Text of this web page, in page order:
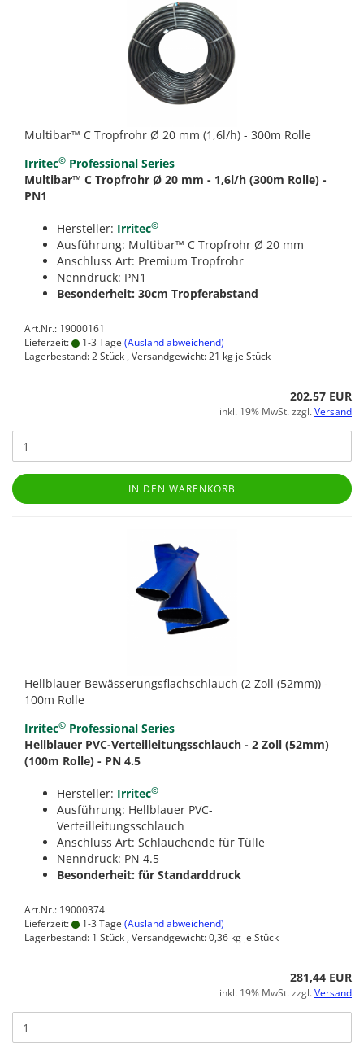
Multibar™ C Tropfrohr Ø 20 mm (1,6l/h) - 300m Rolle
Irritec© Professional Series
Multibar™ C Tropfrohr Ø 20 mm - 1,6l/h (300m Rolle) -
PN1
Hersteller: Irritec©
Ausführung: Multibar™ C Tropfrohr Ø 20 mm
Anschluss Art: Premium Tropfrohr
Nenndruck: PN1
Besonderheit: 30cm Tropferabstand
Art.Nr.: 19000161
Lieferzeit:
1-3 Tage (Ausland abweichend)
Lagerbestand: 2 Stück , Versandgewicht:21 kg je Stück
202,57 EUR
inkl. 19% MwSt. zzgl.Versand
IN DEN WARENKORB
Hellblauer Bewässerungsflachschlauch (2 Zoll (52mm)) -
100m Rolle
Irritec© Professional Series
Hellblauer PVC-Verteilleitungsschlauch - 2 Zoll (52mm)
(100m Rolle) - PN 4.5
Hersteller: Irritec©
Ausführung: Hellblauer PVC-
Verteilleitungsschlauch
Anschluss Art: Schlauchende für Tülle
Nenndruck: PN 4.5
Besonderheit: für Standarddruck
Art.Nr.: 19000374
Lieferzeit:
1-3 Tage (Ausland abweichend)
Lagerbestand: 1 Stück , Versandgewicht:0,36 kg je Stück
281,44 EUR
inkl. 19% MwSt. zzgl.Versand